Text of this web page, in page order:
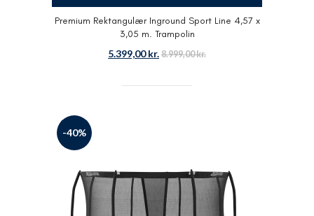
Premium Rektangulær Inground Sport Line 4,57 x
3,05 m. Trampolin
5.399,00kr. 8.999,00kr.
-40%